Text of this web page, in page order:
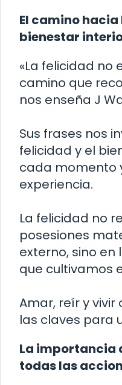
El camino
bienestar
«La felicidad no
camino que
nos enseña J
Sus frases nos
felicidad y el
cada momento
experiencia.
La felicidad no
posesiones
externo, sino
que cultivamos
Amar, reír y
las claves para
La importancia
todas las